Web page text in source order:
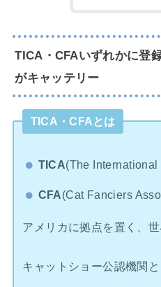
TICA・CFAいずれかに登
がキャッテリー
TICA・CFAとは
TICA(The
CFA(Cat Fanciers
アメリカに拠点を置く、世
キャットショー公認機関と